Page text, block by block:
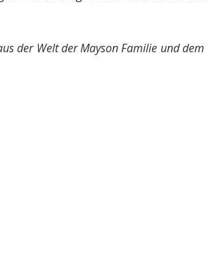
der Welt der Mayson Familie und